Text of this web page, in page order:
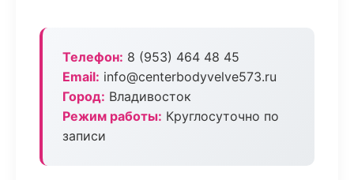
Телефон: 8 (953) 464 48 45
Email: info@centerbodyvelve573.ru
Город: Владивосток
Режим работы: Круглосуточно по
записи